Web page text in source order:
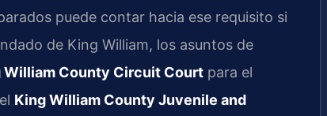
puede contar hacia ese requisito si
de King William, los asuntos de
William County Circuit Court para el
King William County Juvenile and